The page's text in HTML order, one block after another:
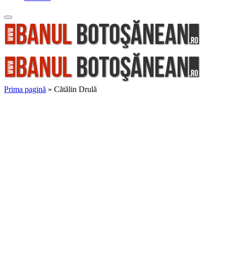
Prima pagină » Cătălin Drulă